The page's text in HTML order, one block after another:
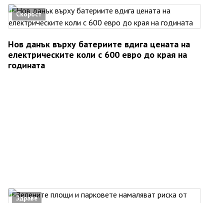
Скорост
Нов данък върху батериите вдига цената на
електрическите коли с 600 евро до края на
годината
Здраве